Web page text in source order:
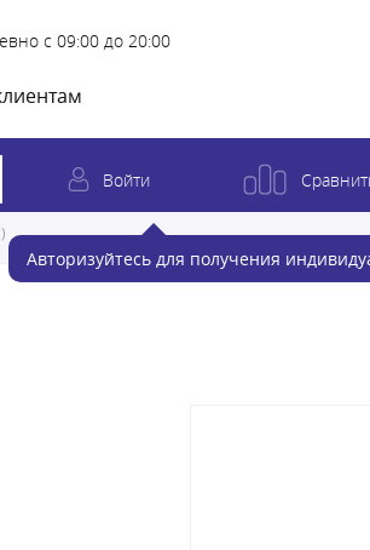
с 09:00 до 20:00
Войти
Авторизуйтесь для получения